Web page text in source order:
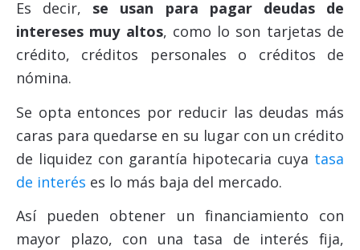
Es decir, se usan para pagar deudas de
intereses muy altos, como lo son tarjetas de
crédito, créditos personales o créditos de
nómina.
Se opta entonces por reducir las deudas más
caras para quedarse en su lugar con un crédito
de liquidez con garantía hipotecaria cuya tasa
de interés es lo más baja del mercado.
Así pueden obtener un financiamiento con
mayor plazo, con una tasa de interés fija,